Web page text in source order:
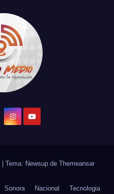
Tema: Newsup de Themeansar
Sonora Nacional Tecnologia